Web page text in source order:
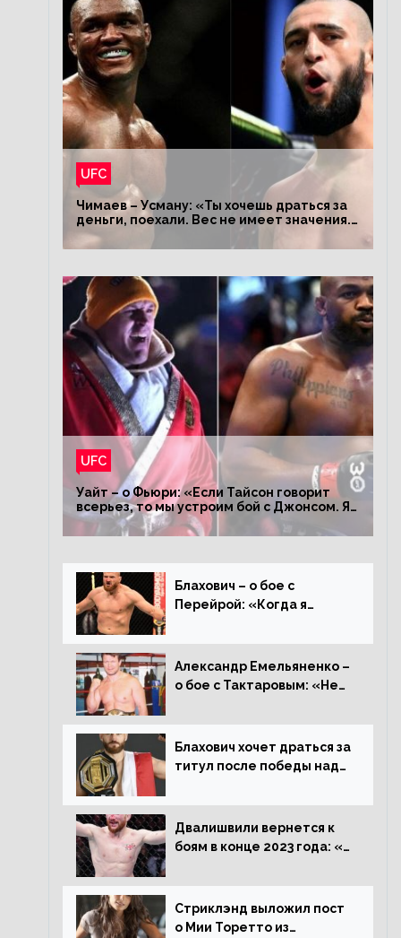
UFC
Чимаев – Усману: «Ты хочешь драться за
деньги, поехали. Вес не имеет значения.
Я – король»
UFC
Уайт – о Фьюри: «Если Тайсон говорит
всерьез, то мы устроим бой с Джонсом. Я
заставил Флойда Мейвезера драться с
Конором»
Блахович – о бое с
Перейрой: «Когда я
93 кг, захотел драться с
ним»
Александр Емельяненко –
о бое с Тактаровым: «Нет,
Блахович хочет драться за
титул после победы над
счастлив увезти пояс в
Польшу»
Двалишвили вернется к
боям в конце 2023 года: «Я
месяца»
Стриклэнд выложил пост
о Мии Торетто из